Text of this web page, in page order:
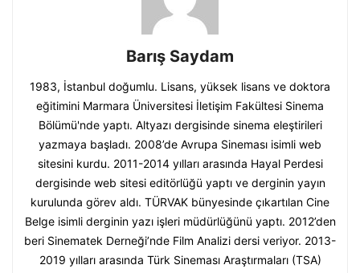
Barış Saydam
1983, İstanbul doğumlu. Lisans, yüksek lisans ve doktora
eğitimini Marmara Üniversitesi İletişim Fakültesi Sinema
Bölümü'nde yaptı. Altyazı dergisinde sinema eleştirileri
yazmaya başladı. 2008’de Avrupa Sineması isimli web
sitesini kurdu. 2011-2014 yılları arasında Hayal Perdesi
dergisinde web sitesi editörlüğü yaptı ve derginin yayın
kurulunda görev aldı. TÜRVAK bünyesinde çıkartılan Cine
Belge isimli derginin yazı işleri müdürlüğünü yaptı. 2012’den
beri Sinematek Derneği’nde Film Analizi dersi veriyor. 2013-
2019 yılları arasında Türk Sineması Araştırmaları (TSA)